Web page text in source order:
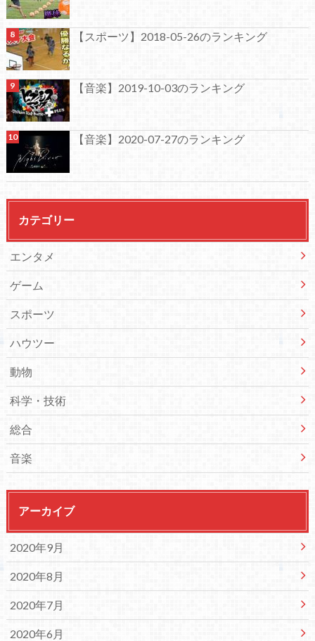
【スポーツ】2018-05-26のランキング
【音楽】2019-10-03のランキング
【音楽】2020-07-27のランキング
カテゴリー
エンタメ
ゲーム
スポーツ
ハウツー
動物
科学・技術
総合
音楽
アーカイブ
2020年9月
2020年8月
2020年7月
2020年6月